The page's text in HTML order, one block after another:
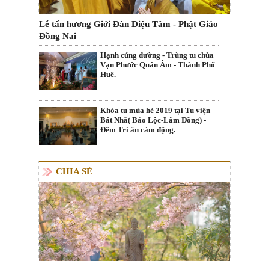
Lễ tấn hương Giới Đàn Diệu Tâm - Phật Giáo
Đồng Nai
Hạnh cúng dường - Trùng tu chùa
Vạn Phước Quán Âm - Thành Phố
Huế.
Khóa tu mùa hè 2019 tại Tu viện
Bát Nhã( Bảo Lộc-Lâm Đồng) -
Đêm Tri ân cảm động.
CHIA SẺ